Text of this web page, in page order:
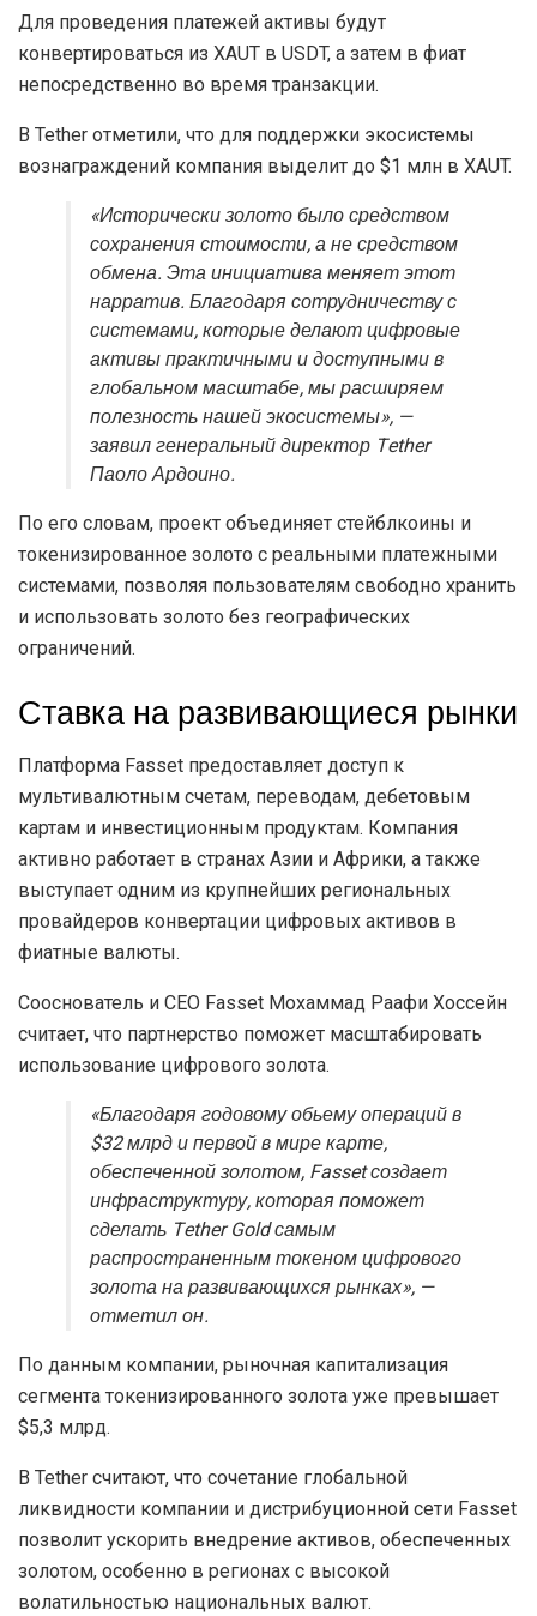
Для проведения платежей активы будут
конвертироваться из XAUT в USDT, а затем в фиат
непосредственно во время транзакции.
В Tether отметили, что для поддержки экосистемы
вознаграждений компания выделит до $1 млн в XAUT.
«Исторически золото было средством
сохранения стоимости, а не средством
обмена. Эта инициатива меняет этот
нарратив. Благодаря сотрудничеству с
системами, которые делают цифровые
активы практичными и доступными в
глобальном масштабе, мы расширяем
полезность нашей экосистемы», —
заявил генеральный директор Tether
Паоло Ардоино.
По его словам, проект объединяет стейблкоины и
токенизированное золото с реальными платежными
системами, позволяя пользователям свободно хранить
и использовать золото без географических
ограничений.
Ставка на развивающиеся рынки
Платформа Fasset предоставляет доступ к
мультивалютным счетам, переводам, дебетовым
картам и инвестиционным продуктам. Компания
активно работает в странах Азии и Африки, а также
выступает одним из крупнейших региональных
провайдеров конвертации цифровых активов в
фиатные валюты.
Сооснователь и CEO Fasset Мохаммад Раафи Хоссейн
считает, что партнерство поможет масштабировать
использование цифрового золота.
«Благодаря годовому обьему операций в
$32 млрд и первой в мире карте,
обеспеченной золотом, Fasset создает
инфраструктуру, которая поможет
сделать Tether Gold самым
распространенным токеном цифрового
золота на развивающихся рынках», —
отметил он.
По данным компании, рыночная капитализация
сегмента токенизированного золота уже превышает
$5,3 млрд.
В Tether считают, что сочетание глобальной
ликвидности компании и дистрибуционной сети Fasset
позволит ускорить внедрение активов, обеспеченных
золотом, особенно в регионах с высокой
волатильностью национальных валют.